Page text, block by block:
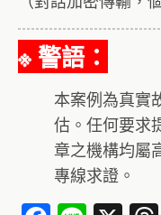
※ 警語：
本案例為真實
估。任何要求
章之機構均屬
專線求證。